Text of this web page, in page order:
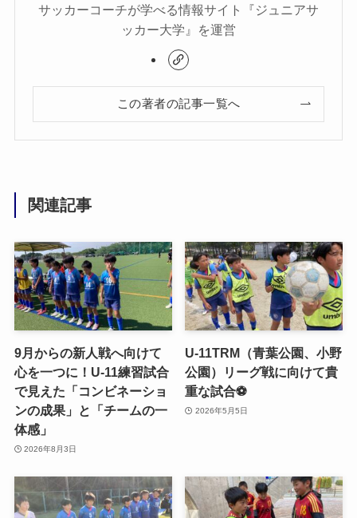
サッカーコーチが学べる情報サイト『ジュニアサ
ッカー大学』を運営
この著者の記事一覧へ
関連記事
9月からの新人戦へ向けて
心を一つに！U-11練習試合
で見えた「コンビネーショ
ンの成果」と「チームの一
体感」
2026年8月3日
U-11TRM（青葉公園、小野
公園）リーグ戦に向けて貴
重な試合⚽️
2026年5月5日